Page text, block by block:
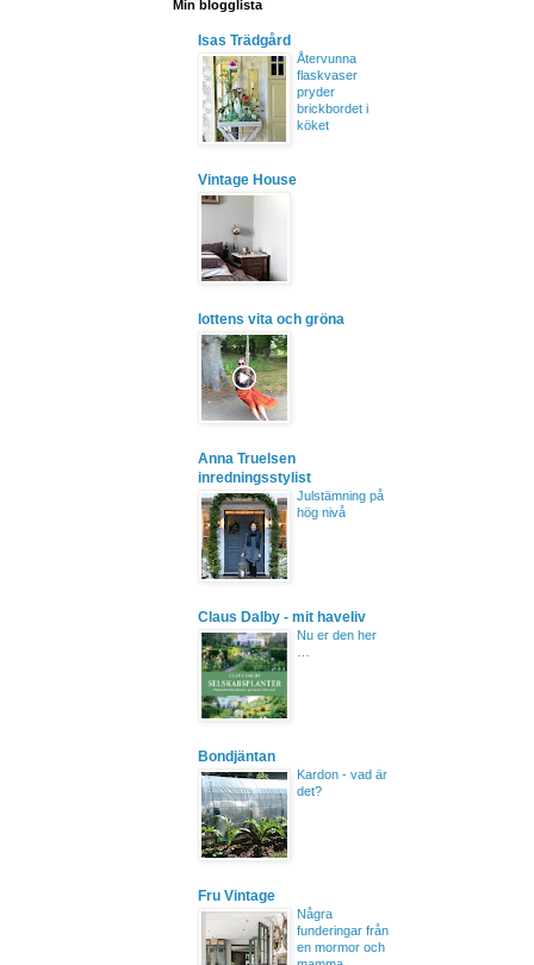
Min blogglista
Isas Trädgård
Återvunna
flaskvaser
pryder
brickbordet i
köket
Vintage House
lottens vita och gröna
Anna Truelsen
inredningsstylist
Julstämning på
hög nivå
Claus Dalby - mit haveliv
Nu er den her
Bondjäntan
Kardon - vad är
det?
Fru Vintage
Några
funderingar från
en mormor och